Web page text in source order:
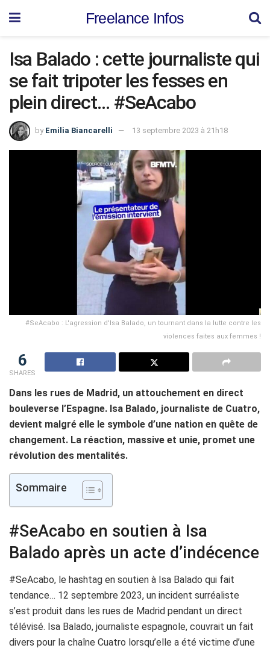
Freelance Infos
Isa Balado : cette journaliste qui
se fait tripoter les fesses en
plein direct… #SeAcabo
by Emilia Biancarelli 13 septembre 2023 à 21h18
#SeAcabo : L'agression d'Isa Balado, un tournant dans la lutte contre les
violences faites aux femmes !
6
SHARES
Dans les rues de Madrid, un attouchement en direct
bouleverse l’Espagne. Isa Balado, journaliste de Cuatro,
devient malgré elle le symbole d’une nation en quête de
changement. La réaction, massive et unie, promet une
révolution des mentalités.
Sommaire
#SeAcabo en soutien à Isa
Balado après un acte d’indécence
#SeAcabo, le hashtag en soutien à Isa Balado qui fait
tendance… 12 septembre 2023, un incident surréaliste
s’est produit dans les rues de Madrid pendant un direct
télévisé. Isa Balado, journaliste espagnole, couvrait un fait
divers pour la chaîne Cuatro lorsqu’elle a été victime d’une